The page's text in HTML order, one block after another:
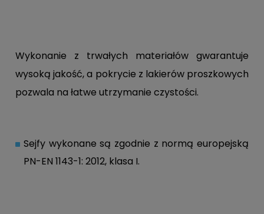
Wykonanie z trwałych materiałów gwarantuje
wysoką jakość, a pokrycie z lakierów proszkowych
pozwala na łatwe utrzymanie czystości.
Sejfy wykonane są zgodnie z normą europejską
PN-EN 1143-1: 2012, klasa I.